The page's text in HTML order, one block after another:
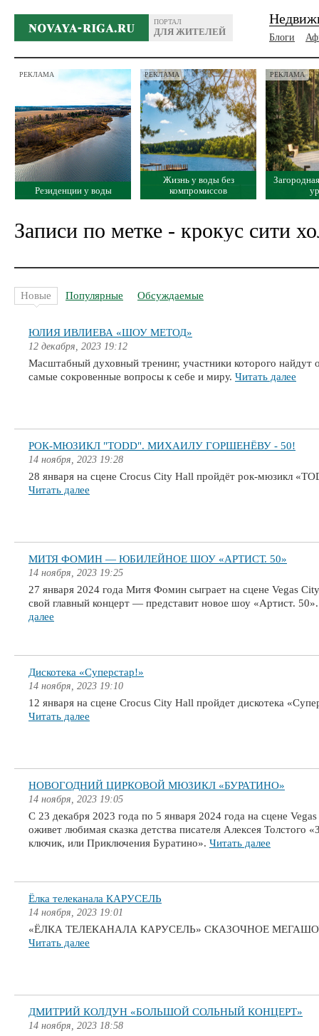
ПОРТАЛ
ДЛЯ ЖИТЕЛЕЙ
Блоги
РЕКЛАМА
Резиденции у воды
РЕКЛАМА
Жизнь у воды без
компромиссов
РЕКЛАМА
Записи по метке - крокус сити
Новые Популярные Обсуждаемые
ЮЛИЯ ИВЛИЕВА «ШОУ МЕТОД»
12 декабря, 2023 19:12
Масштабный духовный тренинг, участники которого найдут
самые сокровенные вопросы к себе и миру. Читать далее
РОК-МЮЗИКЛ "TODD". МИХАИЛУ ГОРШЕНЁВУ - 50!
14 ноября, 2023 19:28
28 января на сцене Crocus City Hall пройдёт рок-мюзикл
Читать далее
МИТЯ ФОМИН — ЮБИЛЕЙНОЕ ШОУ «АРТИСТ. 50»
14 ноября, 2023 19:25
27 января 2024 года Митя Фомин сыграет на сцене Vegas
свой главный концерт — представит новое шоу «Артист.
далее
Дискотека «Суперстар!»
14 ноября, 2023 19:10
12 января на сцене Crocus City Hall пройдет дискотека
Читать далее
НОВОГОДНИЙ ЦИРКОВОЙ МЮЗИКЛ «БУРАТИНО»
14 ноября, 2023 19:05
С 23 декабря 2023 года по 5 января 2024 года на сцене
оживет любимая сказка детства писателя Алексея Толстого
ключик, или Приключения Буратино». Читать далее
Ёлка телеканала КАРУСЕЛЬ
14 ноября, 2023 19:01
«ЁЛКА ТЕЛЕКАНАЛА КАРУСЕЛЬ» СКАЗОЧНОЕ
Читать далее
ДМИТРИЙ КОЛДУН «БОЛЬШОЙ СОЛЬНЫЙ КОНЦЕРТ»
14 ноября, 2023 18:58